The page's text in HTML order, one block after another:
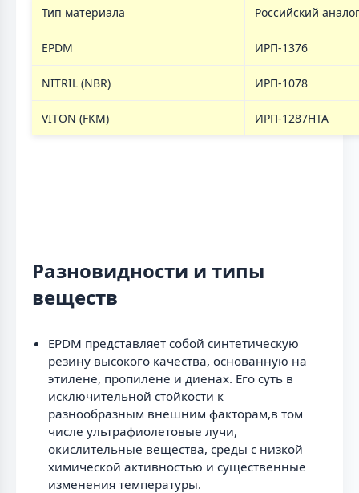
Тип материала Российский аналог
EPDM ИРП-1376
NITRIL (NBR) ИРП-1078
VITON (FKM) ИРП-1287НТА
Разновидности и типы
веществ
EPDM представляет собой синтетическую
резину высокого качества, основанную на
этилене, пропилене и диенах. Его суть в
исключительной стойкости к
разнообразным внешним факторам,в том
числе ультрафиолетовые лучи,
окислительные вещества, среды с низкой
химической активностью и существенные
изменения температуры.